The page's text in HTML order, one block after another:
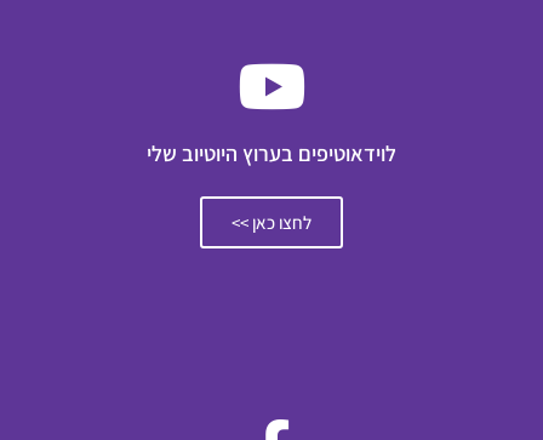
לוידאוטיפים בערוץ היוטיוב שלי
לחצו כאן >>